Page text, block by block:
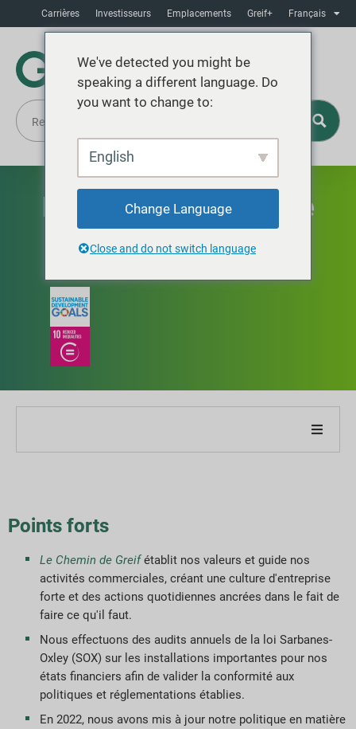
Carrières Investisseurs Emplacements Greif+ Français
Éthique et conformité
Créer une cultureLa voie Greif
Stratégies de développement durable
Objectifs et performances
Indices de reporting ESG
Téléchargements de rapports
Points forts
Le Chemin de Greifétablit nos valeurs et guide nos
activités commerciales, créant une culture d'entreprise
forte et des actions quotidiennes ancrées dans le fait de
faire ce qu'il faut.
Nous effectuons des audits annuels de la loi Sarbanes-
Oxley (SOX) sur les installations importantes pour nos
états financiers afin de valider la conformité aux
politiques et réglementations établies.
En 2022, nous avons mis à jour notre politique en matière
We've detected you might be
speaking a different language. Do
you want to change to:
English
Change Language
Close and do not switch language